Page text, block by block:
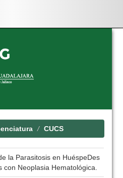
CUCS
la Parasitosis en HuéspeDes
con Neoplasia Hematológica.